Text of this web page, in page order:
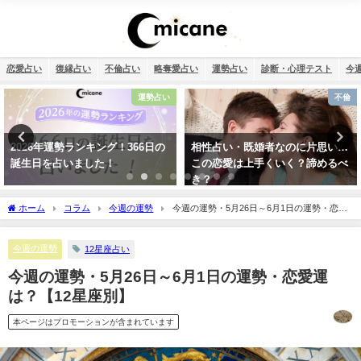
恋愛占い 復縁占い 不倫占い 略奪愛占い 運勢占い 診断・心理テスト 今
不倫
相性占い・既婚者なのに片思い…
この恋愛は上手くいく？諦めるべ
恋愛
タロット占い・彼氏の浮気が心
配…浮気度診断でチェック！
ホーム コラム 今週の運勢
今週の運勢・5月26日～6月1日の運勢・恋愛
運は？【12星座別】
今週の運勢 12星座占い
今週の運勢・5月26日～6月1日の運勢・恋愛運
は？【12星座別】
本ページはプロモーションが含まれています